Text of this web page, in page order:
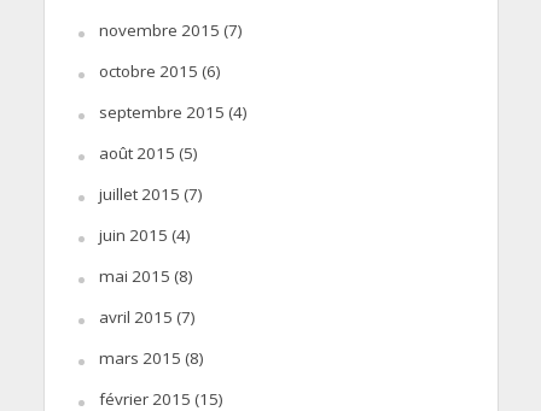
novembre 2015 (7)
octobre 2015 (6)
septembre 2015 (4)
août 2015 (5)
juillet 2015 (7)
juin 2015 (4)
mai 2015 (8)
avril 2015 (7)
mars 2015 (8)
février 2015 (15)